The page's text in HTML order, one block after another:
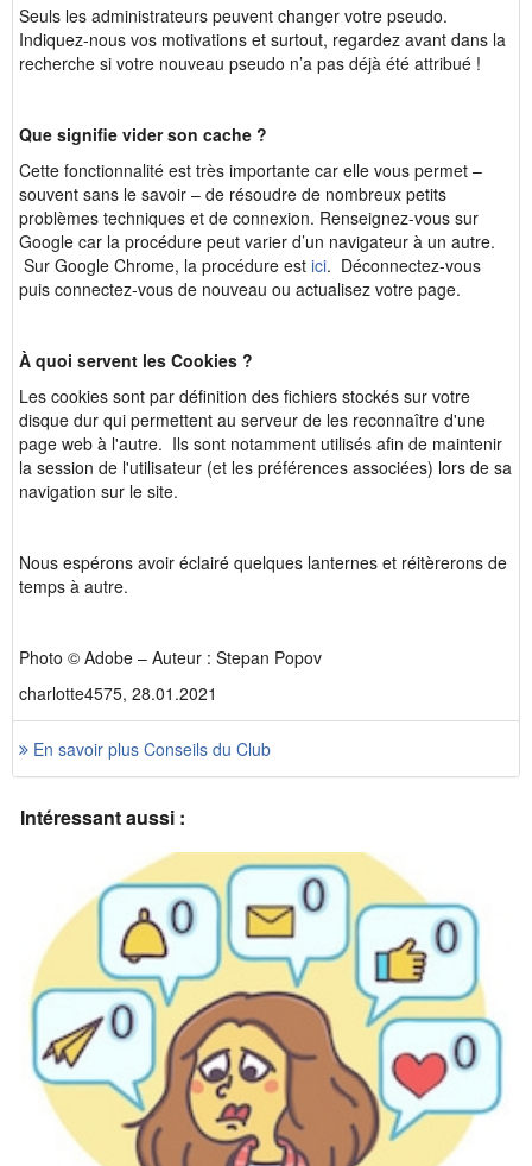
Seuls les administrateurs peuvent changer votre pseudo.
Indiquez-nous vos motivations et surtout, regardez avant dans la
recherche si votre nouveau pseudo n’a pas déjà été attribué !
Que signifie vider son cache ?
Cette fonctionnalité est très importante car elle vous permet –
souvent sans le savoir – de résoudre de nombreux petits
problèmes techniques et de connexion. Renseignez-vous sur
Google car la procédure peut varier d’un navigateur à un autre.
Sur Google Chrome, la procédure est ici. Déconnectez-vous
puis connectez-vous de nouveau ou actualisez votre page.
À quoi servent les Cookies ?
Les cookies sont par définition des fichiers stockés sur votre
disque dur qui permettent au serveur de les reconnaître d'une
page web à l'autre. Ils sont notamment utilisés afin de maintenir
la session de l'utilisateur (et les préférences associées) lors de sa
navigation sur le site.
Nous espérons avoir éclairé quelques lanternes et réitèrerons de
temps à autre.
Photo © Adobe – Auteur : Stepan Popov
charlotte4575, 28.01.2021
En savoir plus Conseils du Club
Intéressant aussi :